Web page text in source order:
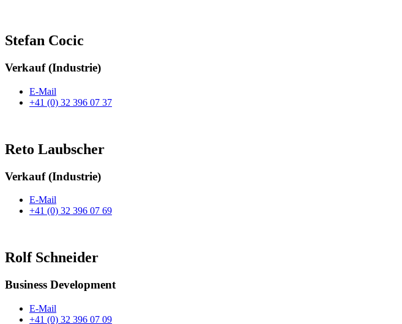
Stefan Cocic
Verkauf (Industrie)
E-Mail
+41 (0) 32 396 07 37
Reto Laubscher
Verkauf (Industrie)
E-Mail
+41 (0) 32 396 07 69
Rolf Schneider
Business Development
E-Mail
+41 (0) 32 396 07 09